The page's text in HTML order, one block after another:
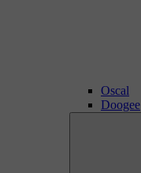
Oscal
Doogee